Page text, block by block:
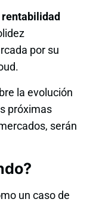
rentabilidad
por su
la evolución
próximas
serán
un caso de